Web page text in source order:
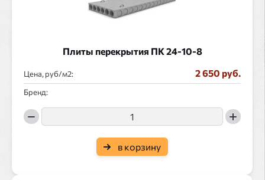
Плиты перекрытия ПК 24-10-8
Цена, руб/ : 2 650 руб.
Бренд:
в корзину